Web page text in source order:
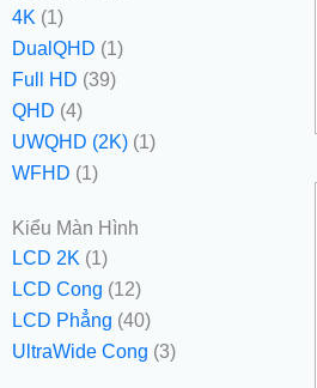
4K (1)
DualQHD (1)
Full HD (39)
QHD (4)
UWQHD (2K) (1)
WFHD (1)
Kiểu Màn Hình
LCD 2K (1)
LCD Cong (12)
LCD Phẳng (40)
UltraWide Cong (3)